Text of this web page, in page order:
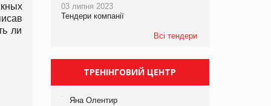
ли
03 липня 2023
Тендери компанії
Всі тендери
ТРЕНІНГОВИЙ ЦЕНТР
Яна Олентир